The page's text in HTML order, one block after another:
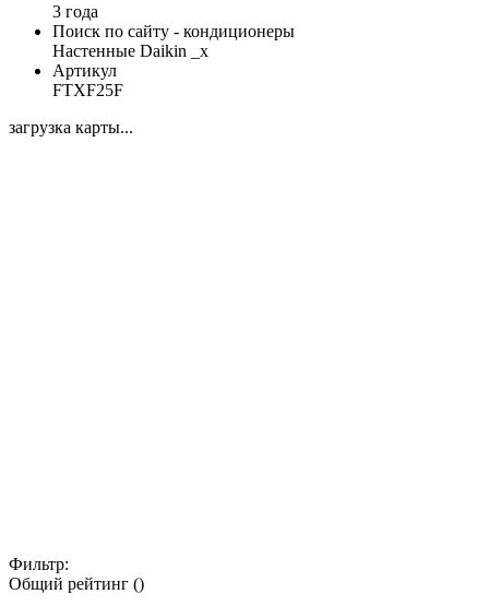
3 года
Поиск по сайту - кондиционеры
Настенные Daikin _x
Артикул
FTXF25F
загрузка карты...
Фильтр:
Общий рейтинг ()